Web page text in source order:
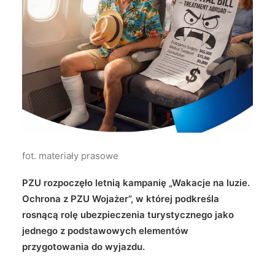
Wyszukiwanie
fot. materiały prasowe
PZU rozpoczęło letnią kampanię „Wakacje na luzie.
Ochrona z PZU Wojażer”, w której podkreśla
rosnącą rolę ubezpieczenia turystycznego jako
jednego z podstawowych elementów
przygotowania do wyjazdu.